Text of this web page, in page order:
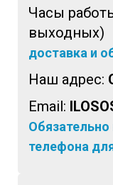
Часы
выходных)
доставка и
Наш адрес:
Email:
телефона